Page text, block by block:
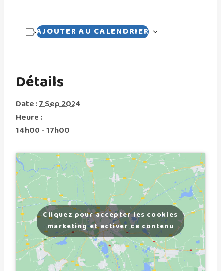
AJOUTER AU CALENDRIER
Détails
Date :7 Sep 2024
Heure :
14h00 - 17h00
Cliquez pour accepter les cookies
marketing et activer ce contenu